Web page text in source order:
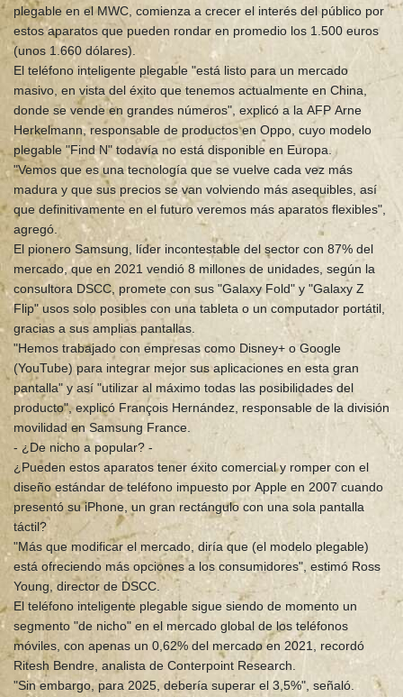
plegable en el MWC, comienza a crecer el interés del público por
estos aparatos que pueden rondar en promedio los 1.500 euros
(unos 1.660 dólares).
El teléfono inteligente plegable "está listo para un mercado
masivo, en vista del éxito que tenemos actualmente en China,
donde se vende en grandes números", explicó a la AFP Arne
Herkelmann, responsable de productos en Oppo, cuyo modelo
plegable "Find N" todavía no está disponible en Europa.
"Vemos que es una tecnología que se vuelve cada vez más
madura y que sus precios se van volviendo más asequibles, así
que definitivamente en el futuro veremos más aparatos flexibles",
agregó.
El pionero Samsung, líder incontestable del sector con 87% del
mercado, que en 2021 vendió 8 millones de unidades, según la
consultora DSCC, promete con sus "Galaxy Fold" y "Galaxy Z
Flip" usos solo posibles con una tableta o un computador portátil,
gracias a sus amplias pantallas.
"Hemos trabajado con empresas como Disney+ o Google
(YouTube) para integrar mejor sus aplicaciones en esta gran
pantalla" y así "utilizar al máximo todas las posibilidades del
producto", explicó François Hernández, responsable de la división
movilidad en Samsung France.
- ¿De nicho a popular? -
¿Pueden estos aparatos tener éxito comercial y romper con el
diseño estándar de teléfono impuesto por Apple en 2007 cuando
presentó su iPhone, un gran rectángulo con una sola pantalla
táctil?
"Más que modificar el mercado, diría que (el modelo plegable)
está ofreciendo más opciones a los consumidores", estimó Ross
Young, director de DSCC.
El teléfono inteligente plegable sigue siendo de momento un
segmento "de nicho" en el mercado global de los teléfonos
móviles, con apenas un 0,62% del mercado en 2021, recordó
Ritesh Bendre, analista de Conterpoint Research.
"Sin embargo, para 2025, debería superar el 3,5%", señaló.